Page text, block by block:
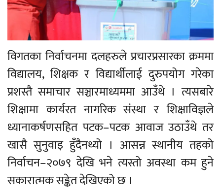
विगतका निर्वाचनमा दलहरुले प्रचारप्रसारका क्रममा
विद्यालय, शिक्षक र विद्यार्थीलाई दुरुपयोग गरेका
प्रशस्तै समाचार सञ्चारमाध्यममा आउँथे । त्यसबारे
शिक्षामा कार्यरत नागरिक संस्था र शिक्षाविज्ञले
ध्यानाकर्षणसहित पटक–पटक आवाज उठाउँथे तर
खासै सुनुवाइ हुँदैनथ्यो । आसन्न स्थानीय तहको
निर्वाचन–२०७९ देखि भने त्यस्तो अवस्था कम हुने
सकारात्मक सङ्केत देखिएको छ ।